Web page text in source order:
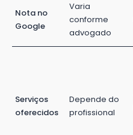
Nota no
Google
Varia
conforme
advogado
Serviços
oferecidos
Depende do
profissional